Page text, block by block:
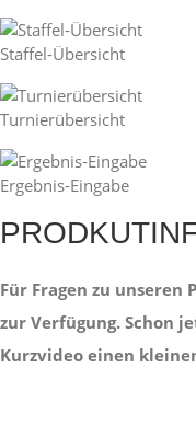
Staffel-Übersicht
Turnierübersicht
Ergebnis-Eingabe
Für Fragen zu
zur Verfügung. Schon
Kurzvideo einen